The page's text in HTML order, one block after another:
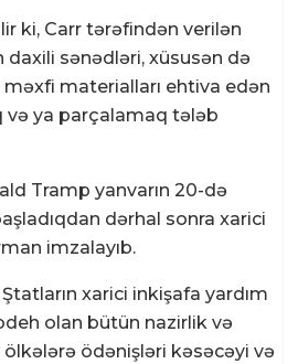
ki, Carr tərəfindən verilən
sənədləri, xüsusən də
materialları ehtiva edən
və ya parçalamaq tələb
Tramp yanvarın 20-də
dərhal sonra xarici
imzalayıb.
xarici inkişafa yardım
olan bütün nazirlik və
ödənişləri kəsəcəyi və